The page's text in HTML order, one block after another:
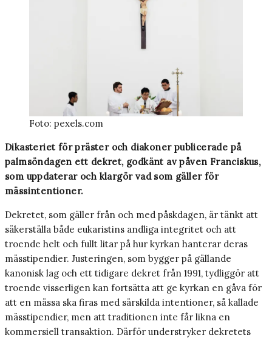
Foto: pexels.com
Dikasteriet för präster och diakoner publicerade på
palmsöndagen ett dekret, godkänt av påven Franciskus,
som uppdaterar och klargör vad som gäller för
mässintentioner.
Dekretet, som gäller från och med påskdagen, är tänkt att
säkerställa både eukaristins andliga integritet och att
troende helt och fullt litar på hur kyrkan hanterar deras
mässtipendier. Justeringen, som bygger på gällande
kanonisk lag och ett tidigare dekret från 1991, tydliggör att
troende visserligen kan fortsätta att ge kyrkan en gåva för
att en mässa ska firas med särskilda intentioner, så kallade
mässtipendier, men att traditionen inte får likna en
kommersiell transaktion. Därför understryker dekretets